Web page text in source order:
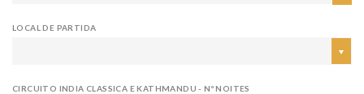
LOCAL DE PARTIDA
CIRCUITO INDIA CLASSICA E KATHMANDU - Nº NOITES